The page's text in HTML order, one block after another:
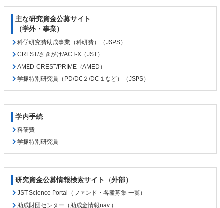
主な研究資金公募サイト
（学外・事業）
科学研究費助成事業（科研費）（JSPS）
CREST/さきがけ/ACT-X（JST）
AMED-CREST/PRIME（AMED）
学振特別研究員（PD/DC２/DC１など）（JSPS）
学内手続
科研費
学振特別研究員
研究資金公募情報検索サイト（外部）
JST Science Portal（ファンド・各種募集 一覧）
助成財団センター（助成金情報navi）